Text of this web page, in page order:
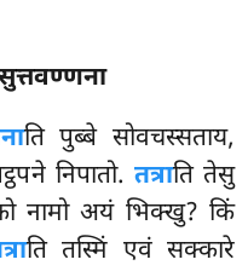
ति पुब्बे सोवचस्सताय,
निपातो. तत्राति तेसु
नामो अयं भिक्खु? किं
ति तस्मिं एवं सक्कारे